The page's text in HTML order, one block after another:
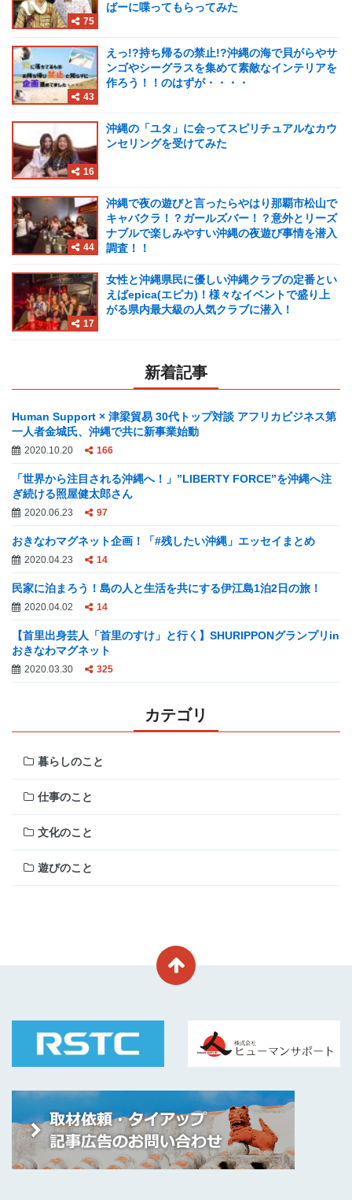
75
ばーに喋ってもらってみた
43
えっ!?持ち帰るの禁止!?沖縄の海で貝がらやサ
ンゴやシーグラスを集めて素敵なインテリアを
作ろう！！のはずが・・・・
16
沖縄の「ユタ」に会ってスピリチュアルなカウ
ンセリングを受けてみた
44
沖縄で夜の遊びと言ったらやはり那覇市松山で
キャバクラ！？ガールズバー！？意外とリーズ
ナブルで楽しみやすい沖縄の夜遊び事情を潜入
調査！！
17
女性と沖縄県民に優しい沖縄クラブの定番とい
えばepica(エピカ)！様々なイベントで盛り上
がる県内最大級の人気クラブに潜入！
新着記事
Human Support × 津梁貿易 30代トップ対談 アフリカビジネス第
一人者金城氏、沖縄で共に新事業始動
2020.10.20 166
「世界から注目される沖縄へ！」”LIBERTY FORCE”を沖縄へ注
ぎ続ける照屋健太郎さん
2020.06.23 97
おきなわマグネット企画！「#残したい沖縄」エッセイまとめ
2020.04.23 14
民家に泊まろう！島の人と生活を共にする伊江島1泊2日の旅！
2020.04.02 14
【首里出身芸人「首里のすけ」と行く】SHURIPPONグランプリin
おきなわマグネット
2020.03.30 325
カテゴリ
暮らしのこと
仕事のこと
文化のこと
遊びのこと